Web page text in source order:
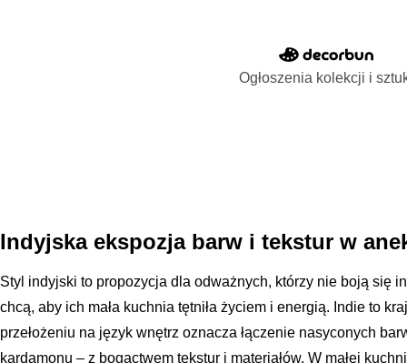
Ogłoszenia kolekcji i
Indyjska ekspozja barw i tekstur w
Styl indyjski to propozycja dla odważnych, którzy nie boją się
chcą, aby ich mała kuchnia tętniła życiem i energią. Indie to
przełożeniu na język wnętrz oznacza łączenie nasyconych
kardamonu – z bogactwem tekstur i materiałów. W małej